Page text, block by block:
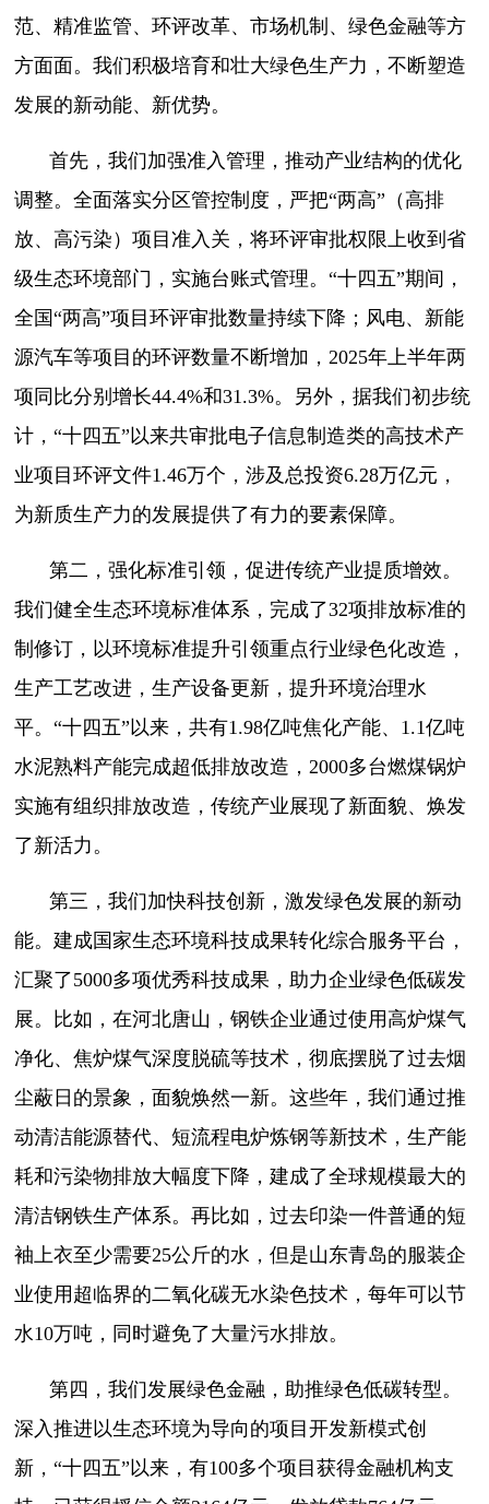
范、精准监管、环评改革、市场机制、绿色金融等方
方面面。我们积极培育和壮大绿色生产力，不断塑造
发展的新动能、新优势。
首先，我们加强准入管理，推动产业结构的优化
调整。全面落实分区管控制度，严把“两高”（高排
放、高污染）项目准入关，将环评审批权限上收到省
级生态环境部门，实施台账式管理。“十四五”期间，
全国“两高”项目环评审批数量持续下降；风电、新能
源汽车等项目的环评数量不断增加，2025年上半年两
项同比分别增长44.4%和31.3%。另外，据我们初步统
计，“十四五”以来共审批电子信息制造类的高技术产
业项目环评文件1.46万个，涉及总投资6.28万亿元，
为新质生产力的发展提供了有力的要素保障。
第二，强化标准引领，促进传统产业提质增效。
我们健全生态环境标准体系，完成了32项排放标准的
制修订，以环境标准提升引领重点行业绿色化改造，
生产工艺改进，生产设备更新，提升环境治理水
平。“十四五”以来，共有1.98亿吨焦化产能、1.1亿吨
水泥熟料产能完成超低排放改造，2000多台燃煤锅炉
实施有组织排放改造，传统产业展现了新面貌、焕发
了新活力。
第三，我们加快科技创新，激发绿色发展的新动
能。建成国家生态环境科技成果转化综合服务平台，
汇聚了5000多项优秀科技成果，助力企业绿色低碳发
展。比如，在河北唐山，钢铁企业通过使用高炉煤气
净化、焦炉煤气深度脱硫等技术，彻底摆脱了过去烟
尘蔽日的景象，面貌焕然一新。这些年，我们通过推
动清洁能源替代、短流程电炉炼钢等新技术，生产能
耗和污染物排放大幅度下降，建成了全球规模最大的
清洁钢铁生产体系。再比如，过去印染一件普通的短
袖上衣至少需要25公斤的水，但是山东青岛的服装企
业使用超临界的二氧化碳无水染色技术，每年可以节
水10万吨，同时避免了大量污水排放。
第四，我们发展绿色金融，助推绿色低碳转型。
深入推进以生态环境为导向的项目开发新模式创
新，“十四五”以来，有100多个项目获得金融机构支